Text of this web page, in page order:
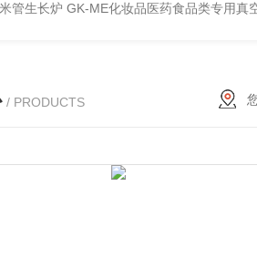
管生长炉 GK-ME化妆品医药食品类专用真
/ PRODUCTS